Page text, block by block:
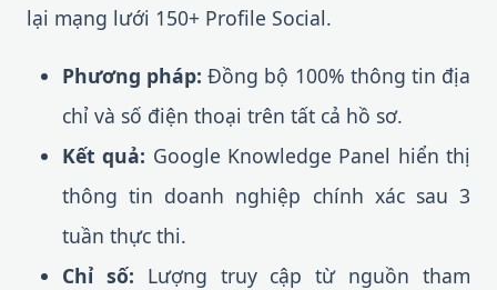
lại mạng lưới 150+ Profile Social.
Phương pháp: Đồng bộ 100% thông tin địa
chỉ và số điện thoại trên tất cả hồ sơ.
Kết quả: Google Knowledge Panel hiển thị
thông tin doanh nghiệp chính xác sau 3
tuần thực thi.
Chỉ số: Lượng truy cập từ nguồn tham